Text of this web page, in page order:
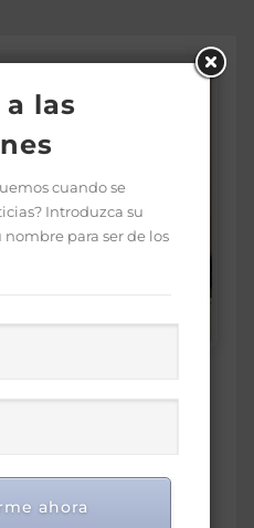
Abinader
con la
de la
con BBC
las
cuando se
Introduzca su
para ser de los
ahora